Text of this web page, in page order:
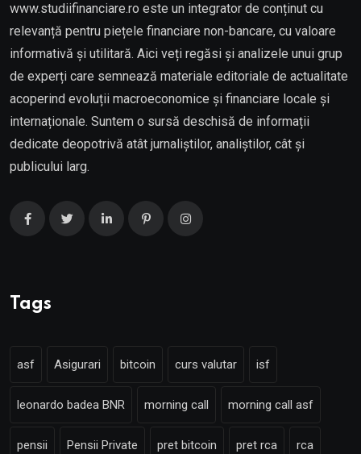
www.studiifinanciare.ro este un integrator de conținut cu
relevanță pentru piețele financiare non-bancare, cu valoare
informativă și utilitară. Aici veți regăsi și analizele unui grup
de experți care semnează materiale editoriale de actualitate
acoperind evoluții macroeconomice și financiare locale și
internaționale. Suntem o sursă deschisă de informații
dedicate deopotrivă atât jurnaliștilor, analiștilor, cât și
publicului larg.
Tags
asf Asigurari bitcoin curs valutar isf
leonardo badea BNR morning call morning call asf
pensii Pensii Private pret bitcoin pret rca rca